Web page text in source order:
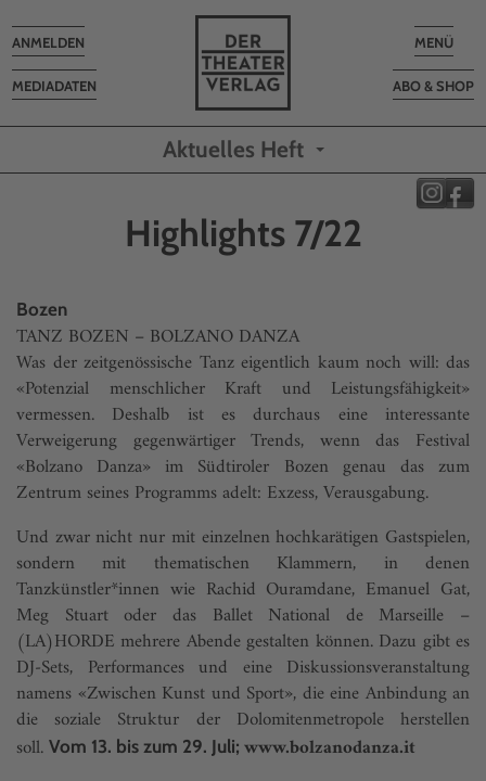
Toggle
MENÜ
ABO & SHOP
MEDIADATEN
Toggle
navigation
ANMELDEN
Aktuelles Heft
Highlights 7/22
Bozen
TANZ BOZEN – BOLZANO DANZA
Was der zeitgenössische Tanz eigentlich kaum noch will: das
«Potenzial menschlicher Kraft und Leistungsfähigkeit»
vermessen. Deshalb ist es durchaus eine interessante
Verweigerung gegenwärtiger Trends, wenn das Festival
«Bolzano Danza» im Südtiroler Bozen genau das zum
Zentrum seines Programms adelt: Exzess, Verausgabung.
Und zwar nicht nur mit einzelnen hochkarätigen Gastspielen,
sondern mit thematischen Klammern, in denen
Tanzkünstler*innen wie Rachid Ouramdane, Emanuel Gat,
Meg Stuart oder das Ballet National de Marseille –
(LA)HORDE mehrere Abende gestalten können. Dazu gibt es
DJ-Sets, Performances und eine Diskussionsveranstaltung
namens «Zwischen Kunst und Sport», die eine Anbindung an
die soziale Struktur der Dolomitenmetropole herstellen
soll. Vom 13. bis zum 29. Juli; www.bolzanodanza.it